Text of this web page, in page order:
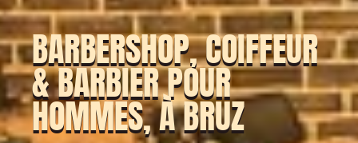
BARBERSHOP, COIFFEUR
& BARBIER POUR
HOMMES, À BRUZ